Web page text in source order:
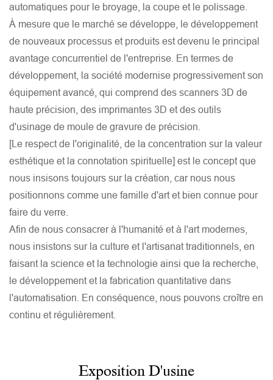
automatiques pour le broyage, la coupe et le polissage.
À mesure que le marché se développe, le développement
de nouveaux processus et produits est devenu le principal
avantage concurrentiel de l'entreprise. En termes de
développement, la société modernise progressivement son
équipement avancé, qui comprend des scanners 3D de
haute précision, des imprimantes 3D et des outils
d'usinage de moule de gravure de précision.
[Le respect de l'originalité, de la concentration sur la valeur
esthétique et la connotation spirituelle] est le concept que
nous insisons toujours sur la création, car nous nous
positionnons comme une famille d'art et bien connue pour
faire du verre.
Afin de nous consacrer à l'humanité et à l'art modernes,
nous insistons sur la culture et l'artisanat traditionnels, en
faisant la science et la technologie ainsi que la recherche,
le développement et la fabrication quantitative dans
l'automatisation. En conséquence, nous pouvons croître en
continu et régulièrement.
Exposition D'usine